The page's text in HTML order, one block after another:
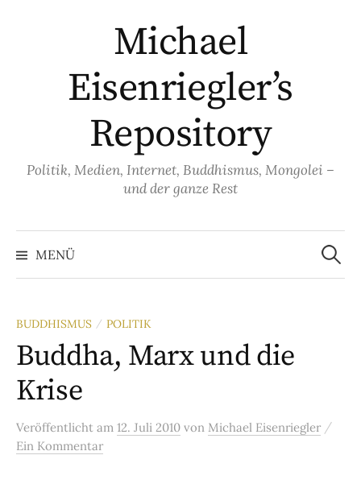
Michael
Eisenriegler’s
Repository
Politik, Medien, Internet, Buddhismus, Mongolei –
und der ganze Rest
MENÜ
Suchen
nach:
BUDDHISMUS / POLITIK
Buddha, Marx und die
Krise
Veröffentlicht am 12. Juli 2010 von Michael Eisenriegler /
Ein Kommentar